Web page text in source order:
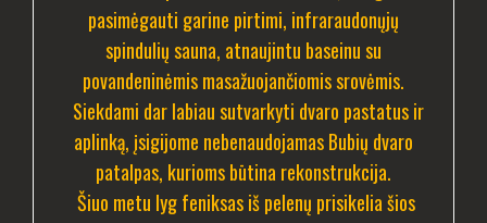
pasimėgauti garine pirtimi, infraraudonųjų
spindulių sauna, atnaujintu baseinu su
povandeninėmis masažuojančiomis srovėmis.
Siekdami dar labiau sutvarkyti dvaro pastatus ir
aplinką, įsigijome nebenaudojamas Bubių dvaro
patalpas, kurioms būtina rekonstrukcija.
Šiuo metu lyg feniksas iš pelenų prisikelia šios